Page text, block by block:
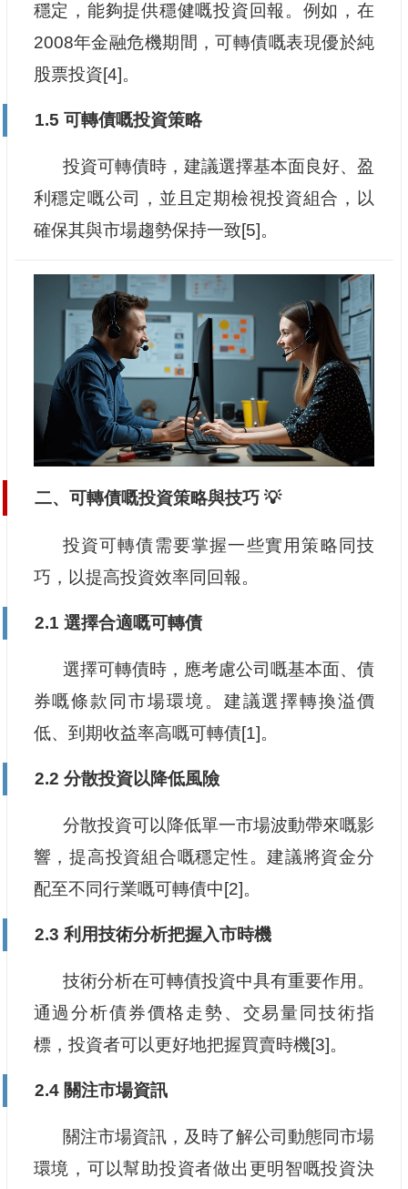
穩定，能夠提供穩健嘅投資回報。例如，在
2008年金融危機期間，可轉債嘅表現優於純
股票投資[4]。
1.5 可轉債嘅投資策略
投資可轉債時，建議選擇基本面良好、盈
利穩定嘅公司，並且定期檢視投資組合，以
確保其與市場趨勢保持一致[5]。
二、可轉債嘅投資策略與技巧 💡
投資可轉債需要掌握一些實用策略同技
巧，以提高投資效率同回報。
2.1 選擇合適嘅可轉債
選擇可轉債時，應考慮公司嘅基本面、債
券嘅條款同市場環境。建議選擇轉換溢價
低、到期收益率高嘅可轉債[1]。
2.2 分散投資以降低風險
分散投資可以降低單一市場波動帶來嘅影
響，提高投資組合嘅穩定性。建議將資金分
配至不同行業嘅可轉債中[2]。
2.3 利用技術分析把握入市時機
技術分析在可轉債投資中具有重要作用。
通過分析債券價格走勢、交易量同技術指
標，投資者可以更好地把握買賣時機[3]。
2.4 關注市場資訊
關注市場資訊，及時了解公司動態同市場
環境，可以幫助投資者做出更明智嘅投資決